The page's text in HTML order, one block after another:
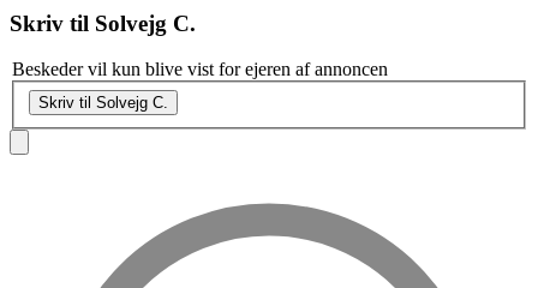
Skriv til Solvejg C.
Beskeder vil kun blive vist for ejeren af annoncen
Skriv til Solvejg C.